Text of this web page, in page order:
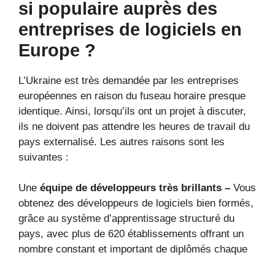
si populaire auprès des
entreprises de logiciels en
Europe ?
L’Ukraine est très demandée par les entreprises
européennes en raison du fuseau horaire presque
identique. Ainsi, lorsqu’ils ont un projet à discuter,
ils ne doivent pas attendre les heures de travail du
pays externalisé. Les autres raisons sont les
suivantes :
Une équipe de développeurs très brillants – Vous
obtenez des développeurs de logiciels bien formés,
grâce au système d’apprentissage structuré du
pays, avec plus de 620 établissements offrant un
nombre constant et important de diplômés chaque